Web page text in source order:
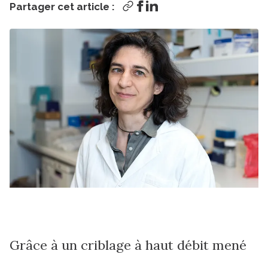
Partager cet article :
Grâce à un criblage à haut débit mené